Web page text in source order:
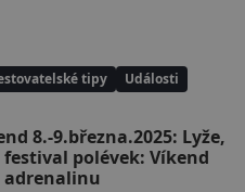
tipy
Události
8.-9.března.2025: Lyže,
polévek: Víkend